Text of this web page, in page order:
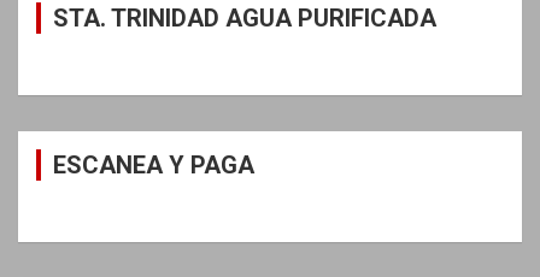
STA. TRINIDAD AGUA PURIFICADA
ESCANEA Y PAGA